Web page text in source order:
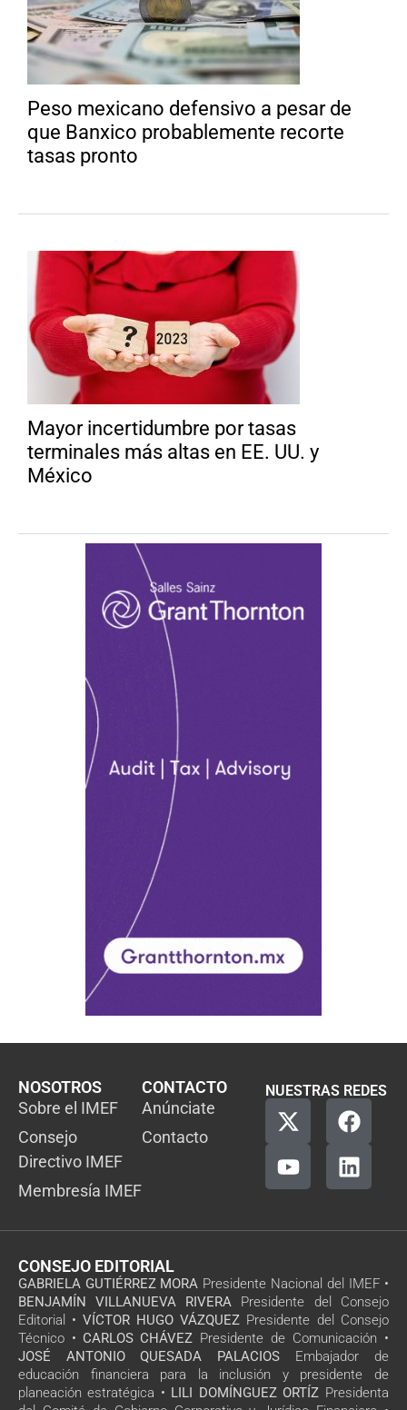
Peso mexicano defensivo a pesar de
que Banxico probablemente recorte
tasas pronto
Mayor incertidumbre por tasas
terminales más altas en EE. UU. y
México
NOSOTROS
Sobre el IMEF
Consejo
Directivo IMEF
Membresía IMEF
CONTACTO
Anúnciate
Contacto
NUESTRAS REDES
CONSEJO EDITORIAL
GABRIELA GUTIÉRREZ MORA Presidente Nacional del IMEF •
BENJAMÍN VILLANUEVA RIVERA Presidente del Consejo
Editorial • VÍCTOR HUGO VÁZQUEZ Presidente del Consejo
Técnico • CARLOS CHÁVEZ Presidente de Comunicación •
JOSÉ ANTONIO QUESADA PALACIOS Embajador de
educación financiera para la inclusión y presidente de
planeación estratégica • LILI DOMÍNGUEZ ORTÍZ Presidenta